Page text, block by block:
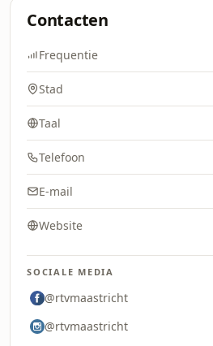
Contacten
Frequentie
Stad
Taal
Telefoon
E-mail
Website
SOCIALE MEDIA
@rtvmaastricht
@rtvmaastricht